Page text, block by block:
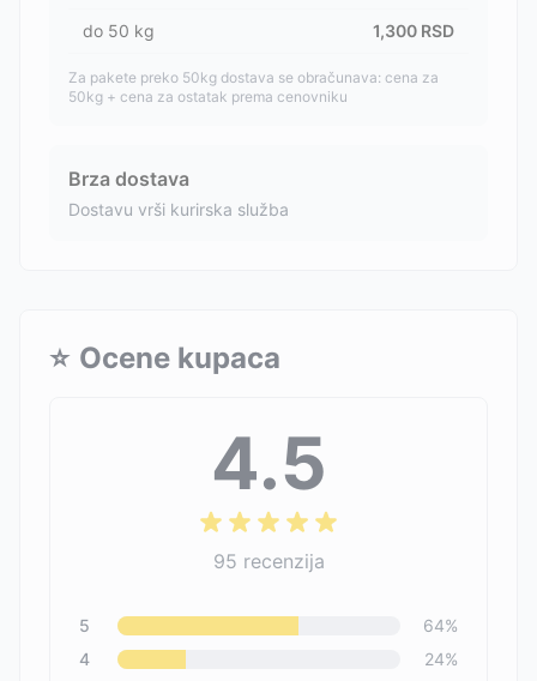
do 50 kg 1,300 RSD
Za pakete preko 50kg dostava se obračunava: cena za
50kg + cena za ostatak prema cenovniku
Brza dostava
Dostavu vrši kurirska služba
⭐ Ocene kupaca
4.5
95 recenzija
5 64%
4
24%